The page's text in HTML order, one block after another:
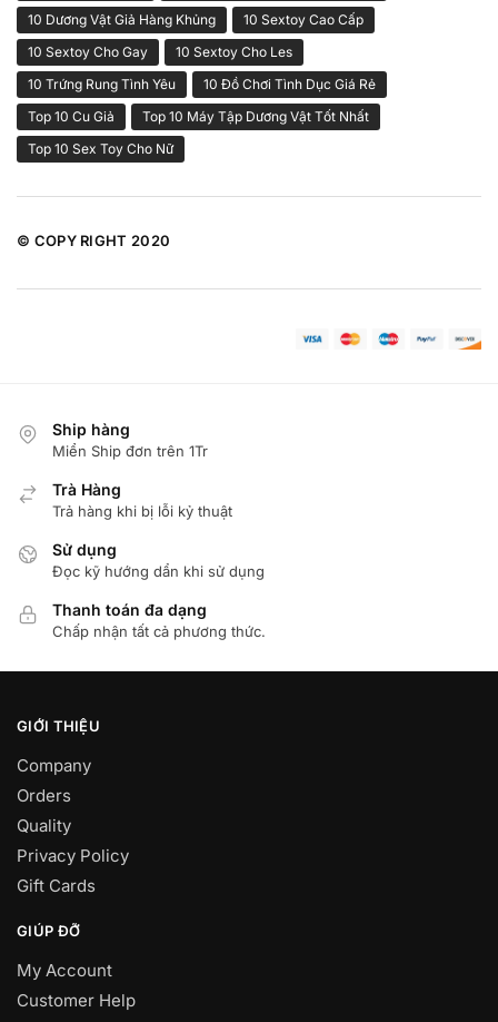
10 Dương Vật Giả Hàng Khủng
10 Sextoy Cao Cấp
10 Sextoy Cho Gay
10 Sextoy Cho Les
10 Trứng Rung Tình Yêu
10 Đồ Chơi Tình Dục Giá Rẻ
Top 10 Cu Giả
Top 10 Máy Tập Dương Vật Tốt Nhất
Top 10 Sex Toy Cho Nữ
© COPY RIGHT 2020
Ship hàng
Miển Ship đơn trên 1Tr
Trà Hàng
Trả hàng khi bị lỗi kỷ thuật
Sử dụng
Đọc kỹ hướng dẩn khi sử dụng
Thanh toán đa dạng
Chấp nhận tất cả phương thức.
GIỚI THIỆU
Company
Orders
Quality
Privacy Policy
Gift Cards
GIÚP ĐỠ
My Account
Customer Help